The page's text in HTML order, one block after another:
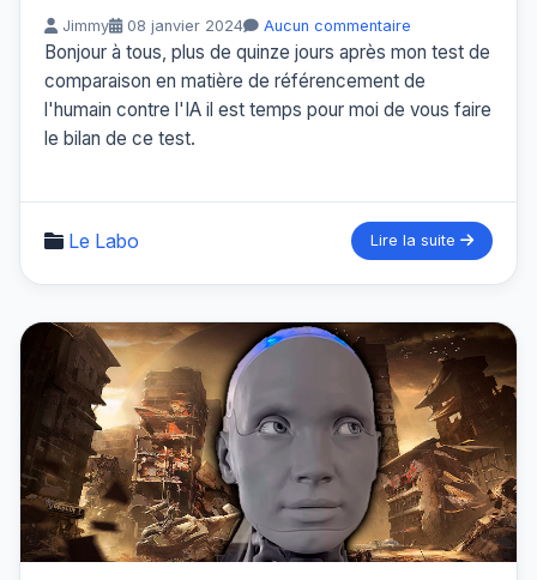
Jimmy 08 janvier 2024 Aucun commentaire
Bonjour à tous, plus de quinze jours après mon test de
comparaison en matière de référencement de
l'humain contre l'IA il est temps pour moi de vous faire
le bilan de ce test.
Le Labo Lire la suite